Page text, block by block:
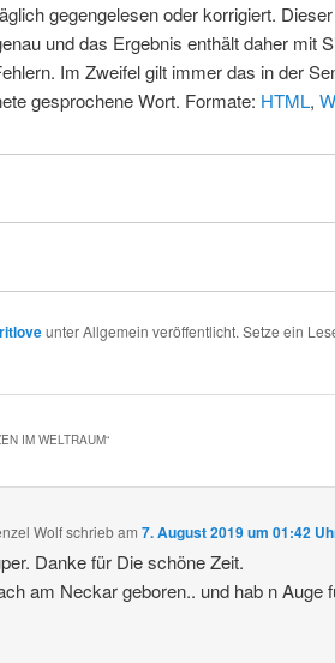
gegengelesen oder korrigiert.
und das Ergebnis enthält daher mit
Im Zweifel gilt immer das in der
gesprochene Wort. Formate: HTML,
unter Allgemein veröffentlicht. Setze ein
IM WELTRAUM“
Wolfschriebam7. August 2019 um 01:42
Danke für Die schöne Zeit.
am Neckar geboren.. und hab n Auge